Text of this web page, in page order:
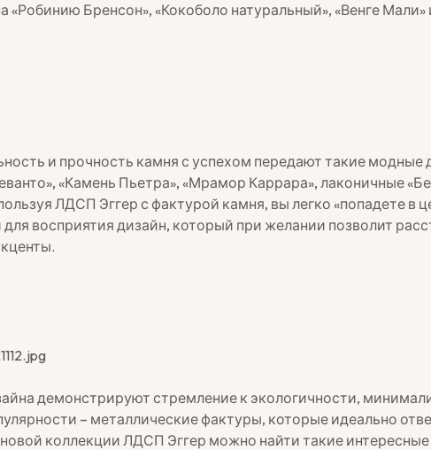
«Робинию Бренсон», «Кокоболо натуральный», «Венге Мали»
и прочность камня с успехом передают такие
«Камень Пьетра», «Мрамор Каррара», лаконичные
ЛДСП Эггер с фактурой камня, вы легко «попадете в
восприятия дизайн, который при желании позволит
демонстрируют стремление к экологичности,
– металлические фактуры, которые идеально
коллекции ЛДСП Эггер можно найти такие